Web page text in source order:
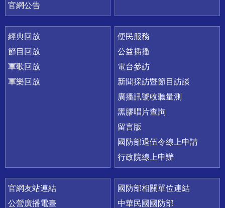
官網公告
經典回放
節目回放
軍歌回放
軍樂回放
便民服務
公益插播
電台參訪
新聞採訪暨節目訪談
廣播訊號收聽量測
黑膠唱片查詢
留言版
國防部退伍令線上申請
行政院線上申辦
官網友站連結
公營廣播電臺
國防部相關單位連結
中華民國國防部